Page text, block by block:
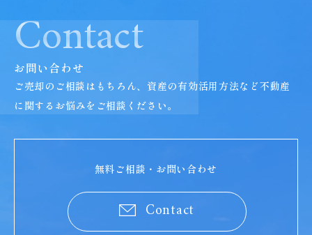
Contact
お問い合わせ
ご売却のご相談はもちろん、資産の有効活用方法など不動産
に関するお悩みをご相談ください。
無料ご相談・お問い合わせ
Contact